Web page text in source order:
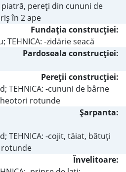
pereţi din cununi de
în 2 ape
Fundaţia construcţiei:
TEHNICA: -zidărie seacă
Pardoseala construcţiei:
Pereţii construcţiei:
TEHNICA: -cununi de bârne
rotunde
Şarpanta:
TEHNICA: -cojit, tăiat, bătuţi
rotunde
Învelitoare: